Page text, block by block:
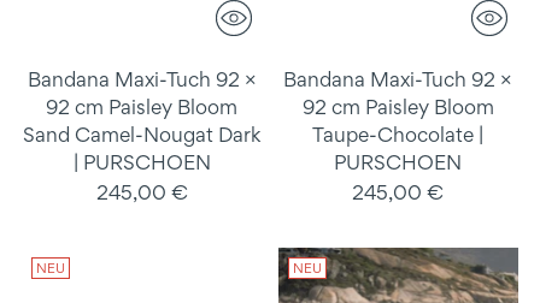
Bandana Maxi-Tuch 92 ×
92 cm Paisley Bloom
Sand Camel-Nougat Dark
| PURSCHOEN
245,00 €
Bandana Maxi-Tuch 92 ×
92 cm Paisley Bloom
Taupe-Chocolate |
PURSCHOEN
245,00 €
NEU NEU